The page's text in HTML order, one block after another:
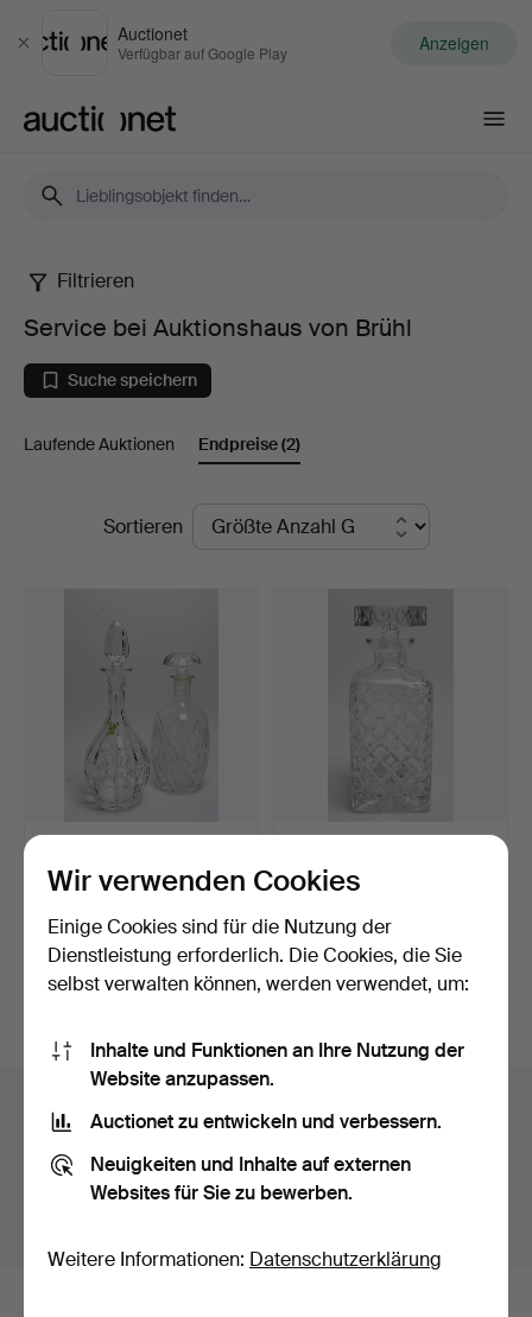
Schließen
Auctionet
Verfügbar auf Google Play Anzeigen
Service
bei
Auktionshaus
von
Filtrieren
Service bei Auktionshaus von Brühl
Suche speichern
Laufende Auktionen Endpreise(2)
EndpreiseSortieren
Bleikristall.
Beendet 10. Jun 2016
1 Gebot
35 USD
Bleiskristall.
Beendet 28. Jun 2016
Schätzwert
93 USD
Sie suchen in unserem Archiv der beendeten
Auktionen.
Wir verwenden Cookies
Einige Cookies sind für die Nutzung der
Dienstleistung erforderlich. Die Cookies, die Sie
selbst verwalten können, werden verwendet, um:
Inhalte und Funktionen an Ihre Nutzung der
Website anzupassen.
Auctionet zu entwickeln und verbessern.
Neuigkeiten und Inhalte auf externen
Websites für Sie zu bewerben.
Weitere Informationen: Datenschutzerklärung